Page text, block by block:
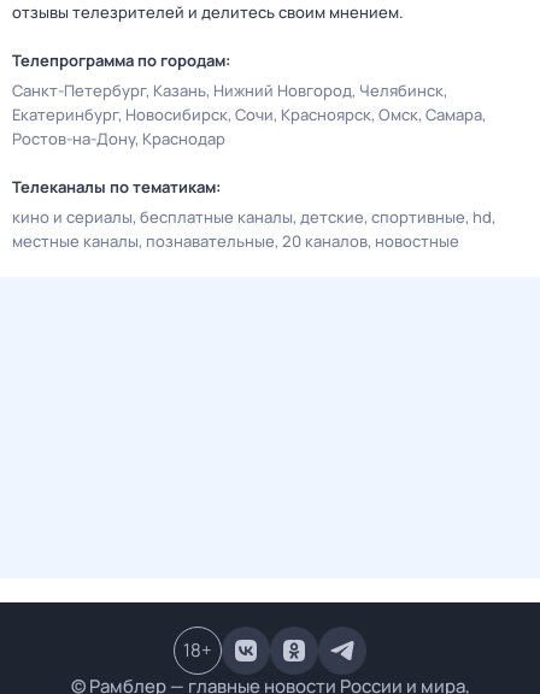
отзывы телезрителей и делитесь своим мнением.
Телепрограмма по городам:
Санкт-Петербург Казань Нижний Новгород Челябинск
Екатеринбург Новосибирск Сочи Красноярск Омск Самара
Ростов-на-Дону Краснодар
Телеканалы по тематикам:
кино и сериалы бесплатные каналы детские спортивные hd
местные каналы познавательные 20 каналов новостные
© Рамблер — главные новости России и мира,
18+